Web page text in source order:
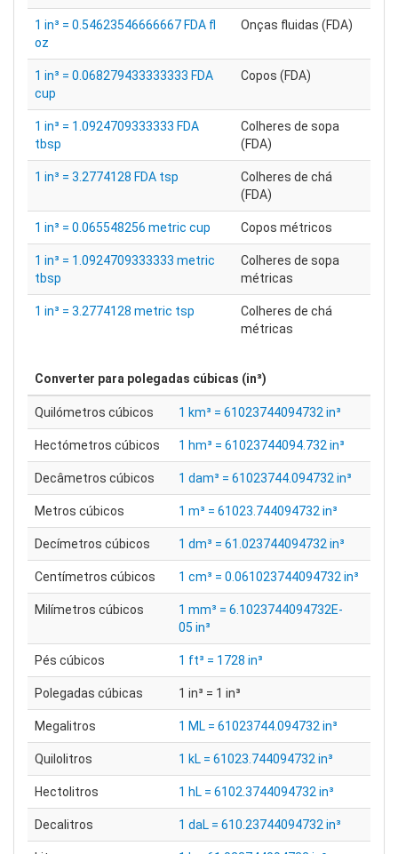
1 in³ = 0.54623546666667 FDA fl
oz
Onças fluidas (FDA)
1 in³ = 0.068279433333333 FDA
cup
Copos (FDA)
1 in³ = 1.0924709333333 FDA
tbsp
Colheres de sopa
(FDA)
1 in³ = 3.2774128 FDA tsp
Colheres de chá
(FDA)
1 in³ = 0.065548256 metric cup Copos métricos
1 in³ = 1.0924709333333 metric
tbsp
Colheres de sopa
métricas
1 in³ = 3.2774128 metric tsp
Colheres de chá
métricas
Converter para polegadas cúbicas (in³)
Quilómetros cúbicos 1 km³ = 61023744094732 in³
Hectómetros cúbicos 1 hm³ = 61023744094.732 in³
Decâmetros cúbicos 1 dam³ = 61023744.094732 in³
Metros cúbicos 1 m³ = 61023.744094732 in³
Decímetros cúbicos 1 dm³ = 61.023744094732 in³
Centímetros cúbicos 1 cm³ = 0.061023744094732 in³
Milímetros cúbicos
1 mm³ = 6.1023744094732E-
05 in³
Pés cúbicos 1 ft³ = 1728 in³
Polegadas cúbicas 1 in³ = 1 in³
Megalitros 1 ML = 61023744.094732 in³
Quilolitros 1 kL = 61023.744094732 in³
Hectolitros 1 hL = 6102.3744094732 in³
Decalitros 1 daL = 610.23744094732 in³